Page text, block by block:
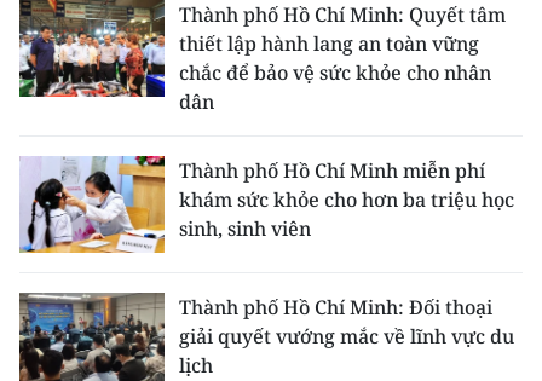
Thành phố Hồ Chí Minh: Quyết tâm
thiết lập hành lang an toàn vững
chắc để bảo vệ sức khỏe cho nhân
dân
Thành phố Hồ Chí Minh miễn phí
khám sức khỏe cho hơn ba triệu học
sinh, sinh viên
Thành phố Hồ Chí Minh: Đối thoại
giải quyết vướng mắc về lĩnh vực du
lịch